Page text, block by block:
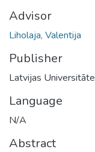
Advisor
Liholaja, Valentija
Publisher
Latvijas Universitāte
Language
N/A
Abstract